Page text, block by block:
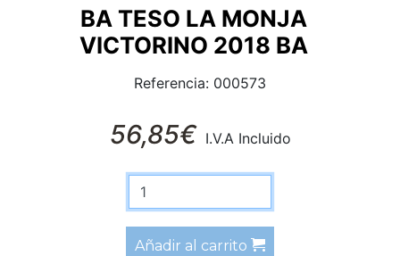
BA TESO LA MONJA
VICTORINO 2018 BA
Referencia: 000573
56,85€ I.V.A Incluido
Añadir al carrito